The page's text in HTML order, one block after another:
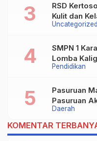
Uncategorized
RSD
Kulit dan
Pendidikan
SMPN 1
Lomba
Daerah
Pasuruan
Pasuruan
Dalam
KOMENTAR